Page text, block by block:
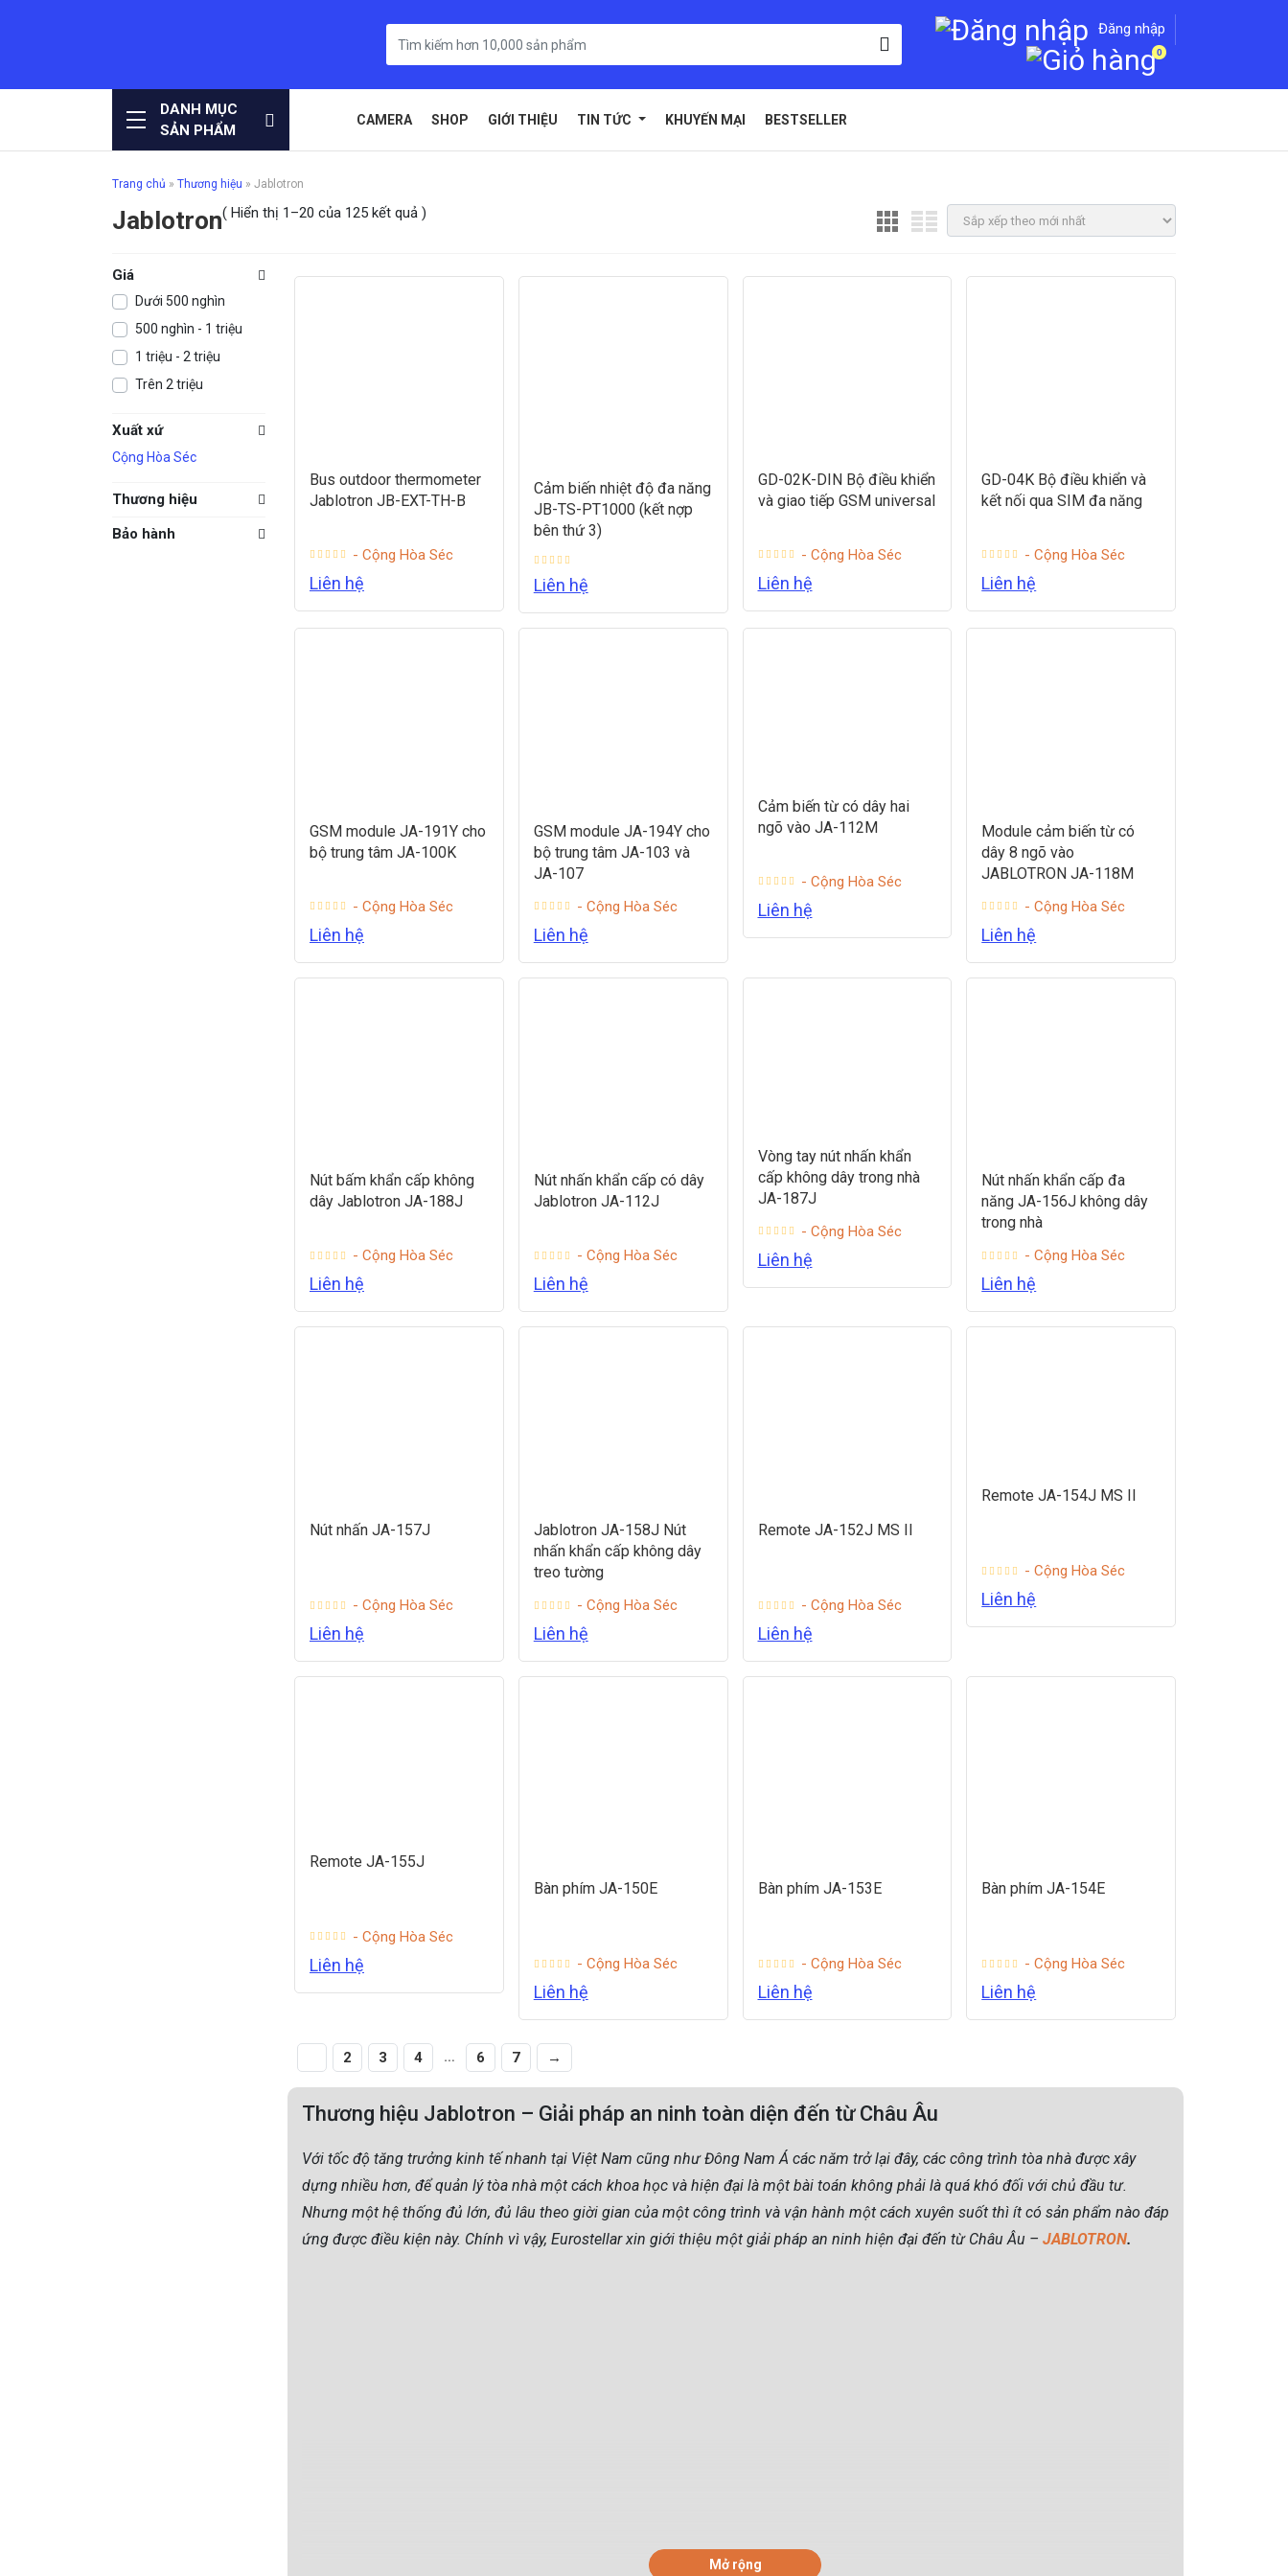
Đăng nhập
0
DANH MỤC
SẢN PHẨM
CAMERA SHOP GIỚI THIỆU TIN TỨC KHUYẾN MẠI BESTSELLER
Trang chủ » Thương hiệu » Jablotron
Jablotron( Hiển thị 1–20 của 125 kết quả )
Giá
Dưới 500 nghìn
500 nghìn - 1 triệu
1 triệu - 2 triệu
Trên 2 triệu
Xuất xứ
Cộng Hòa Séc
Thương hiệu
Bảo hành
Bus outdoor thermometer
Jablotron JB-EXT-TH-B
- Cộng Hòa Séc
Liên hệ
Cảm biến nhiệt độ đa năng
JB-TS-PT1000 (kết nợp
bên thứ 3)
Liên hệ
GD-02K-DIN Bộ điều khiển
và giao tiếp GSM universal
- Cộng Hòa Séc
Liên hệ
GD-04K Bộ điều khiển và
kết nối qua SIM đa năng
- Cộng Hòa Séc
Liên hệ
GSM module JA-191Y cho
bộ trung tâm JA-100K
- Cộng Hòa Séc
Liên hệ
GSM module JA-194Y cho
bộ trung tâm JA-103 và
JA-107
- Cộng Hòa Séc
Liên hệ
Cảm biến từ có dây hai
ngõ vào JA-112M
- Cộng Hòa Séc
Liên hệ
Module cảm biến từ có
dây 8 ngõ vào
JABLOTRON JA-118M
- Cộng Hòa Séc
Liên hệ
Nút bấm khẩn cấp không
dây Jablotron JA-188J
- Cộng Hòa Séc
Liên hệ
Nút nhấn khẩn cấp có dây
Jablotron JA-112J
- Cộng Hòa Séc
Liên hệ
Vòng tay nút nhấn khẩn
cấp không dây trong nhà
JA-187J
- Cộng Hòa Séc
Liên hệ
Nút nhấn khẩn cấp đa
năng JA-156J không dây
trong nhà
- Cộng Hòa Séc
Liên hệ
Nút nhấn JA-157J
- Cộng Hòa Séc
Liên hệ
Jablotron JA-158J Nút
nhấn khẩn cấp không dây
treo tường
- Cộng Hòa Séc
Liên hệ
Remote JA-152J MS II
- Cộng Hòa Séc
Liên hệ
Remote JA-154J MS II
- Cộng Hòa Séc
Liên hệ
Remote JA-155J
- Cộng Hòa Séc
Liên hệ
Bàn phím JA-150E
- Cộng Hòa Séc
Liên hệ
Bàn phím JA-153E
- Cộng Hòa Séc
Liên hệ
Bàn phím JA-154E
- Cộng Hòa Séc
Liên hệ
2 3 4 … 6 7 →
Thương hiệu Jablotron – Giải pháp an ninh toàn diện đến từ Châu Âu
Với tốc độ tăng trưởng kinh tế nhanh tại Việt Nam cũng như Đông Nam Á các năm trở lại đây, các công trình tòa nhà được xây
dựng nhiều hơn, để quản lý tòa nhà một cách khoa học và hiện đại là một bài toán không phải là quá khó đối với chủ đầu tư.
Nhưng một hệ thống đủ lớn, đủ lâu theo giời gian của một công trình và vận hành một cách xuyên suốt thì ít có sản phẩm nào đáp
ứng được điều kiện này. Chính vì vậy, Eurostellar xin giới thiệu một giải pháp an ninh hiện đại đến từ Châu Âu – JABLOTRON.
Mở rộng